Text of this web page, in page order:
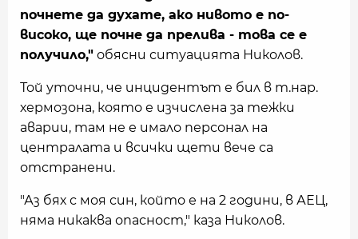
почнете да духате, ако нивото е по-
високо, ще почне да прелива - това се е
получило," обясни ситуацията Николов.
Той уточни, че инцидентът е бил в т.нар.
хермозона, която е изчислена за тежки
аварии, там не е имало персонал на
централата и всички щети вече са
отстранени.
"Аз бях с моя син, който е на 2 години, в АЕЦ,
няма никаква опасност," каза Николов.